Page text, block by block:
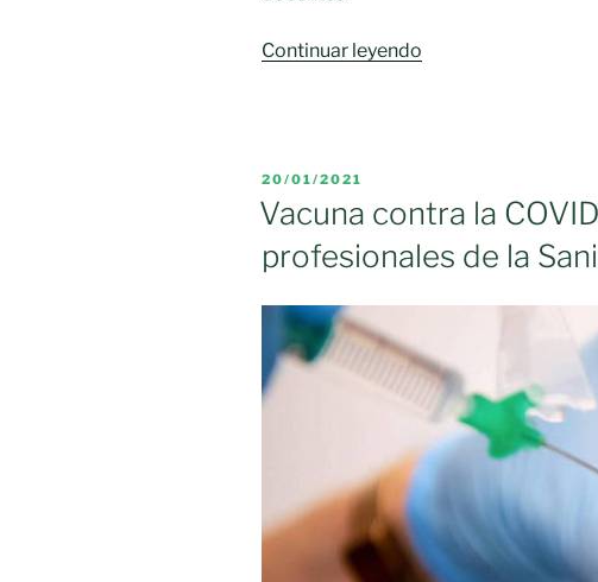
Continuar leyendo
los
docentes
competencias
PUBLICADO
EL
20/01/2021
Vacuna contra la
profesionales de la